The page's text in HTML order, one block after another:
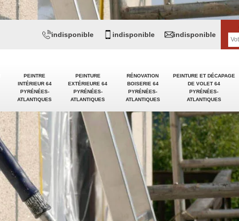
PEINTRE
INTÉRIEUR 64
PYRÉNÉES-
ATLANTIQUES
PEINTURE
EXTÉRIEURE 64
PYRÉNÉES-
ATLANTIQUES
RÉNOVATION
BOISERIE 64
PYRÉNÉES-
ATLANTIQUES
PEINTURE ET DÉCAPAGE
DE VOLET 64
PYRÉNÉES-
ATLANTIQUES
indisponible indisponible indisponible